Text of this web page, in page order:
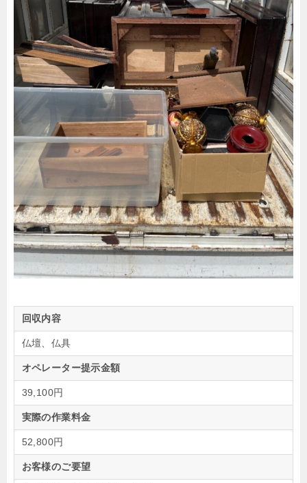
回収内容
仏壇、仏具
オペレーター提示金額
39,100円
実際の作業料金
52,800円
お客様のご要望